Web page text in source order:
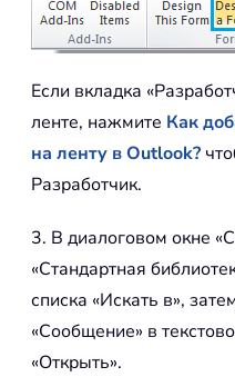
Если вкладка
ленте, нажмите Как
на ленту в Outlook?
Разработчик.
3. В диалоговом окне
«Стандартная
списка «Искать в»,
«Сообщение» в
«Открыть».